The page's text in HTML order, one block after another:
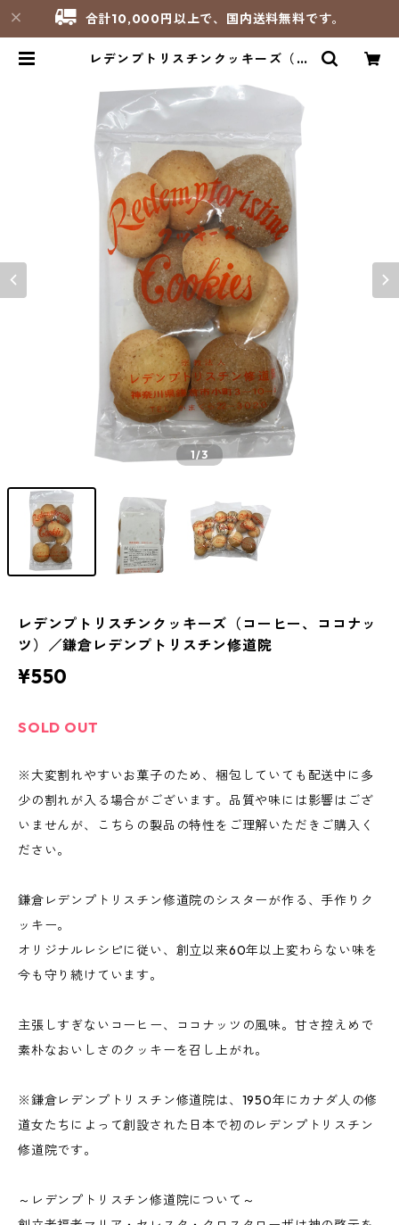
合計10,000円以上で、国内送料無料です。
レデンプトリスチンクッキーズ（コ
プトリスチン修道院 | サンパオリ
ーノ - 修道院製品のお店
1/3
レデンプトリスチンクッキーズ（コーヒー、ココナッ
ツ）／鎌倉レデンプトリスチン修道院
¥550
SOLD OUT
※大変割れやすいお菓子のため、梱包していても配送中に多
少の割れが入る場合がございます。品質や味には影響はござ
いませんが、こちらの製品の特性をご理解いただきご購入く
ださい。
鎌倉レデンプトリスチン修道院のシスターが作る、手作りク
ッキー。
オリジナルレシピに従い、創立以来60年以上変わらない味を
今も守り続けています。
主張しすぎないコーヒー、ココナッツの風味。甘さ控えめで
素朴なおいしさのクッキーを召し上がれ。
※鎌倉レデンプトリスチン修道院は、1950年にカナダ人の修
道女たちによって創設された日本で初のレデンプトリスチン
修道院です。
～レデンプトリスチン修道院について～